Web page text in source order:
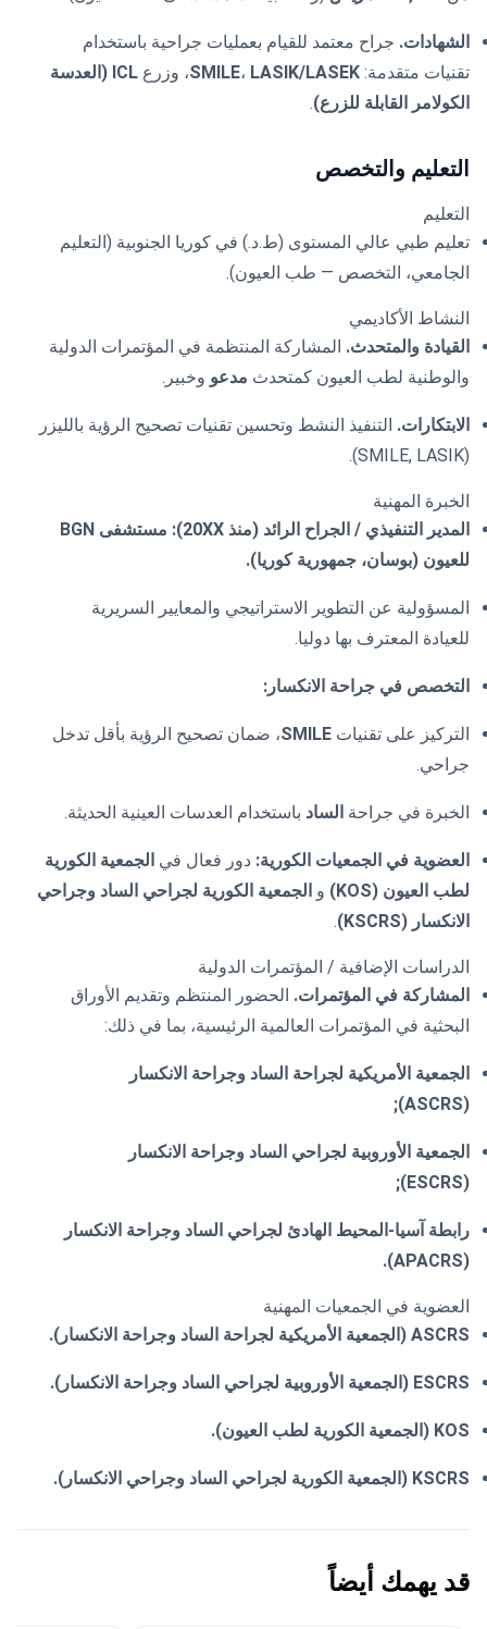
الشهادات. جراح معتمد للقيام بعمليات جراحية باستخدام
تقنيات متقدمة:
SMILE، LASIK/LASEK ، وزرع
ICL (العدسة
الكولامر القابلة للزرع).
التعليم والتخصص
التعليم
تعليم طبي عالي المستوى (ط.د.) في كوريا الجنوبية (التعليم
الجامعي، التخصص — طب العيون).
النشاط الأكاديمي
القيادة والمتحدث. المشاركة المنتظمة في المؤتمرات الدولية
والوطنية لطب العيون كمتحدث مدعو وخبير.
الابتكارات. التنفيذ النشط وتحسين تقنيات تصحيح الرؤية بالليزر
(SMILE, LASIK).
الخبرة المهنية
المدير التنفيذي / الجراح الرائد (منذ 20XX):
مستشفى BGN
للعيون (بوسان، جمهورية كوريا).
المسؤولية عن التطوير الاستراتيجي والمعايير السريرية
للعيادة المعترف بها دوليا.
التخصص في جراحة الانكسار:
التركيز على تقنيات SMILE، ضمان تصحيح الرؤية بأقل تدخل
جراحي.
الخبرة في جراحة الساد باستخدام العدسات العينية الحديثة.
العضوية في الجمعيات الكورية: دور فعال في الجمعية الكورية
لطب العيون (KOS)
و الجمعية الكورية لجراحي الساد وجراحي
الانكسار (KSCRS)
.
الدراسات الإضافية / المؤتمرات الدولية
المشاركة في المؤتمرات. الحضور المنتظم وتقديم الأوراق
البحثية في المؤتمرات العالمية الرئيسية، بما في ذلك:
الجمعية الأمريكية لجراحة الساد وجراحة الانكسار
(ASCRS);
الجمعية الأوروبية لجراحي الساد وجراحة الانكسار
(ESCRS);
رابطة آسيا-المحيط الهادئ لجراحي الساد وجراحة الانكسار
(APACRS).
العضوية في الجمعيات المهنية
ASCRS (الجمعية الأمريكية لجراحة الساد وجراحة الانكسار).
ESCRS (الجمعية الأوروبية لجراحي الساد وجراحة الانكسار).
KOS (الجمعية الكورية لطب العيون).
KSCRS (الجمعية الكورية لجراحي الساد وجراحي الانكسار).
قد يهمك أيضاً